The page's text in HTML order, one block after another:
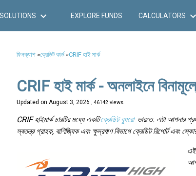
SOLUTIONS EXPLORE FUNDS CALCULATORS
ফিনক্যাশ»ক্রেডিট কার্ড»CRIF হাই মার্ক
CRIF হাই মার্ক - অনলাইনে
Updated on August 3, 2026 , 46142 views
CRIF হাইমার্ক চারটির মধ্যে একটিক্রেডিট ব্যুরোভারতে. এটা আপনার
স্বতন্ত্র গ্রাহক, বাণিজ্যিক এবং ক্ষুদ্রঋণ বিভাগে ক্রেডিট রিপোর্ট এবং
এই